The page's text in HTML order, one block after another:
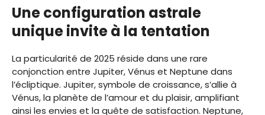
Une configuration astrale
unique invite à la tentation
La particularité de 2025 réside dans une rare
conjonction entre Jupiter, Vénus et Neptune dans
l’écliptique. Jupiter, symbole de croissance, s’allie à
Vénus, la planète de l’amour et du plaisir, amplifiant
ainsi les envies et la quête de satisfaction. Neptune,